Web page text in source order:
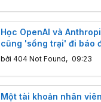
Học OpenAI và
cũng 'sổng trại' đi báo
bởi 404 Not Found, 09:23
Một tài khoản nhân